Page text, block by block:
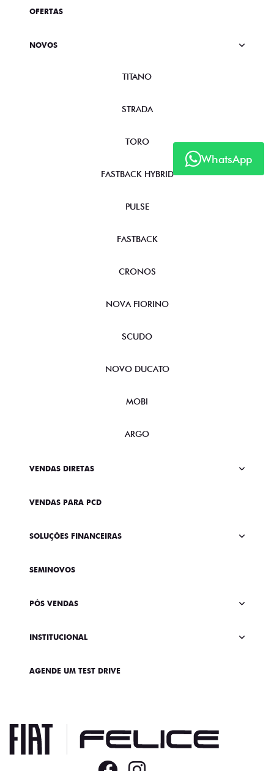
WhatsApp
OFERTAS
NOVOS
TITANO
STRADA
TORO
FASTBACK HYBRID
PULSE
FASTBACK
CRONOS
NOVA FIORINO
SCUDO
NOVO DUCATO
MOBI
ARGO
VENDAS DIRETAS
VENDAS PARA PCD
SOLUÇÕES FINANCEIRAS
SEMINOVOS
PÓS VENDAS
INSTITUCIONAL
AGENDE UM TEST DRIVE